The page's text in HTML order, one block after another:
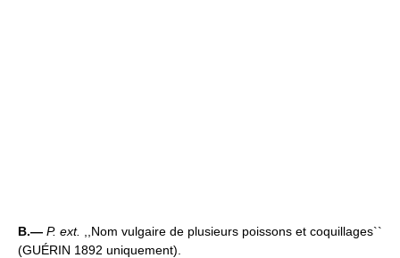
B.— P. ext.
,,Nom vulgaire de plusieurs poissons et coquillages``
(GUÉRIN 1892 uniquement).